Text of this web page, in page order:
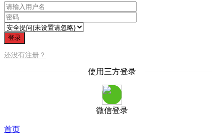
登录
还没有注册？
使用三方登录
微信登录
首页